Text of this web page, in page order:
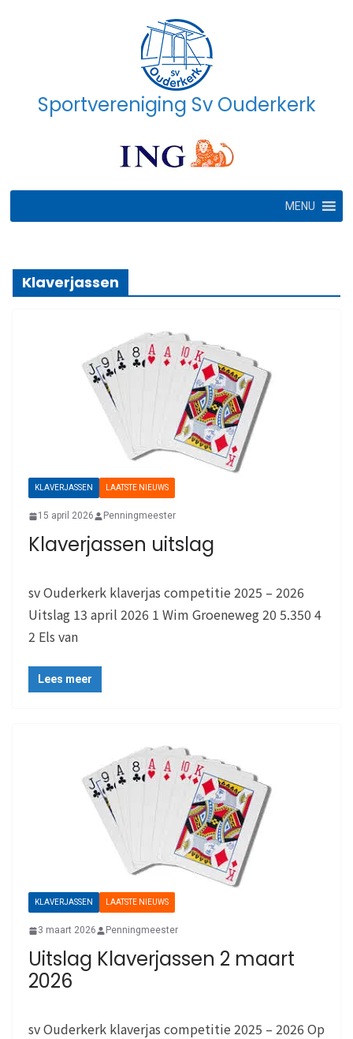
Sportvereniging Sv Ouderkerk
MENU
Klaverjassen
KLAVERJASSEN LAATSTE NIEUWS
15 april 2026 Penningmeester
Klaverjassen uitslag
sv Ouderkerk klaverjas competitie 2025 – 2026
Uitslag 13 april 2026 1 Wim Groeneweg 20 5.350 4
2 Els van
Lees meer
KLAVERJASSEN LAATSTE NIEUWS
3 maart 2026 Penningmeester
Uitslag Klaverjassen 2 maart
2026
sv Ouderkerk klaverjas competitie 2025 – 2026 Op